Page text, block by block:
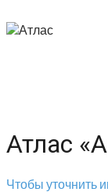
Атлас
Чтобы уточнить